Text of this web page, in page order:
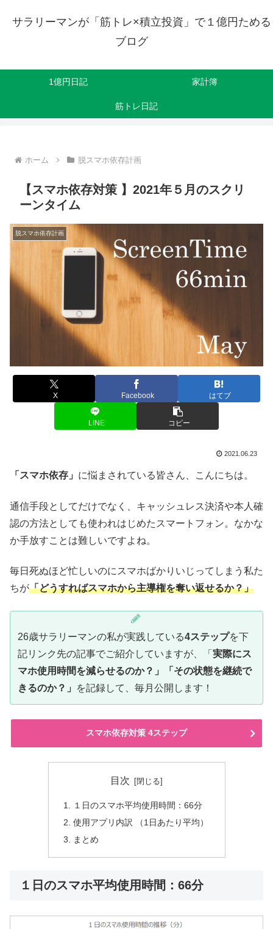
サラリーマンが「筋トレ×積立投資」で１億円ためる
ブログ
1億円日記 家計簿
筋トレ日記
ホーム 脱スマホ依存計画
【スマホ依存対策 】2021年５月のスクリ
ーンタイム
脱スマホ依存計画
X Facebook はてブ
LINE コピー
2021.06.23
「スマホ依存」 に悩まされている皆さん、こんにちは。
通信手段としてだけでなく、キャッシュレス決済や本人確
認の方法としても使われはじめたスマートフォン。なかな
か手放すことは難しいですよね。
毎日死ぬほど忙しいのにスマホばかりいじってしまう私た
ちが「どうすればスマホから主導権を奪い返せるか？」
26歳サラリーマンの私が実践している4ステップを下
記リンク先の記事でご紹介していますが、「 実際にス
マホ使用時間を減らせるのか？」「その状態を継続で
きるのか？」
を記録して、毎月公開します！
スマホ依存対策 4ステップ
目次
１日のスマホ平均使用時間：66分
使用アプリ内訳 （1日あたり平均）
まとめ
１日のスマホ平均使用時間：66分